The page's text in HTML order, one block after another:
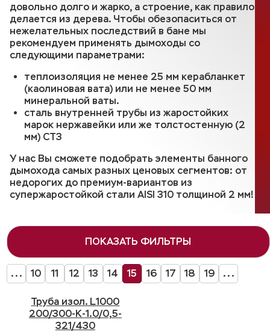
довольно долго и жарко, а строение, как правило,
делается из дерева. Чтобы обезопаситься от
нежелательных последствий в бане мы
рекомендуем применять дымоходы со
следующими параметрами:
теплоизоляция не менее 25 мм керабланкет
(каолиновая вата) или не менее 50 мм
минеральной ваты.
сталь внутренней трубы из жаростойких
марок нержавейки или же толстостенную (2
мм) СТ3
У нас Вы сможете подобрать элементы банного
дымохода самых разных ценовых сегментов: от
недорогих до премиум-вариантов из
супержаростойкой стали AISI 310 толщиной 2 мм!
ПОКАЗАТЬ ФИЛЬТРЫ
... 10 11 12 13 14 15 16 17 18 19 ...
Труба изол. L1000
200/300-K-1.0/0,5-
321/430